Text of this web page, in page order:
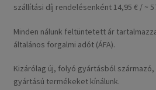
szállítási díj rendelésenként 14,95 € / ~
Minden nálunk feltüntetett ár
általános forgalmi adót (ÁFA).
Kizárólag új, folyó gyártásból
gyártású termékeket kínálunk.